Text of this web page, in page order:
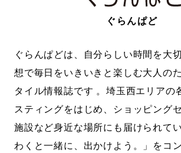
ぐらんぱど
ぐらんぱどは、自分らしい時間を大
想で毎日をいきいきと楽しむ大人の
タイル情報誌です 。埼玉西エリアの
スティングをはじめ、ショッピング
施設など身近な場所にも届けられて
わくと一緒に、出かけよう。」をコ